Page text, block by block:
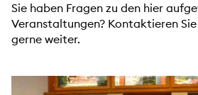
Sie haben Fragen zu den hier
Veranstaltungen? Kontaktieren
gerne weiter.